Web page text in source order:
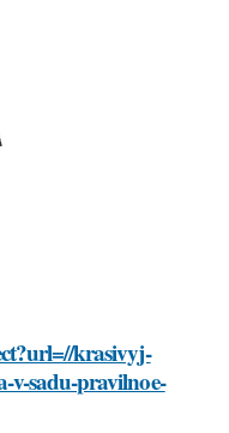
krasivyj-
v-sadu-pravilnoe-